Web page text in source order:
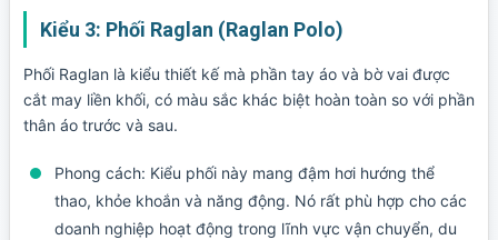
Kiểu 3: Phối Raglan (Raglan Polo)
Phối Raglan là kiểu thiết kế mà phần tay áo và bờ vai được
cắt may liền khối, có màu sắc khác biệt hoàn toàn so với phần
thân áo trước và sau.
Phong cách: Kiểu phối này mang đậm hơi hướng thể
thao, khỏe khoắn và năng động. Nó rất phù hợp cho các
doanh nghiệp hoạt động trong lĩnh vực vận chuyển, du